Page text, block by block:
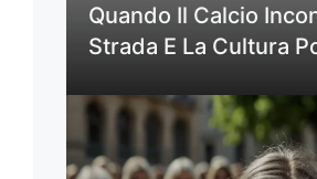
Quando Il Calcio
Strada E La Cultura